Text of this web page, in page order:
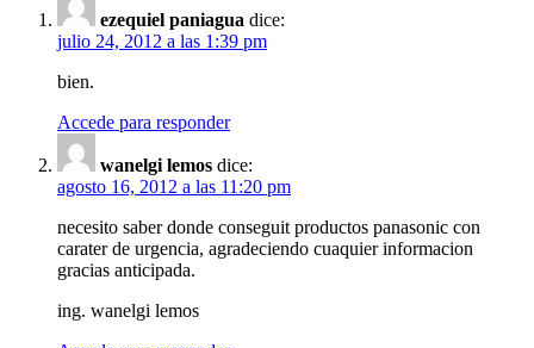
ezequiel paniagua dice:
julio 24, 2012 a las 1:39 pm
bien.
Accede para responder
wanelgi lemos dice:
agosto 16, 2012 a las 11:20 pm
necesito saber donde conseguit productos panasonic con
carater de urgencia, agradeciendo cuaquier informacion
gracias anticipada.
ing. wanelgi lemos